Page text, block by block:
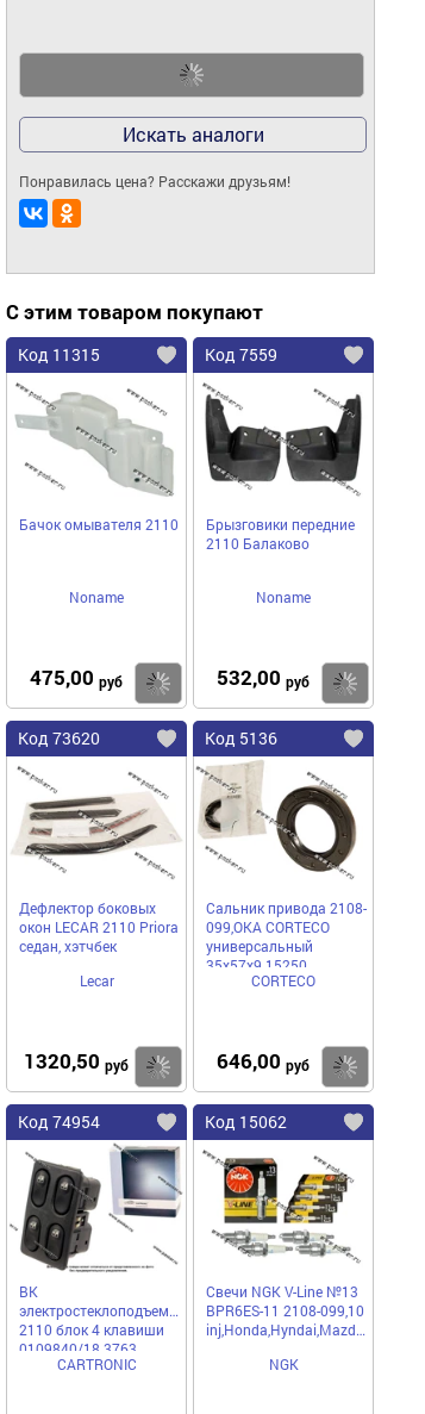
Искать аналоги
Понравилась цена? Расскажи друзьям!
С этим товаром покупают
Код 11315
Бачок омывателя 2110
Noname
475,00 руб Купить
Код 7559
Брызговики передние
2110 Балаково
Noname
532,00 руб
Код 73620
Дефлектор боковых
окон LECAR 2110 Priora
седан, хэтчбек
Lecar
1320,50 руб Купить
Код 5136
Сальник привода 2108-
099,ОКА CORTECO
универсальный
35х57х9 15250
CORTECO
646,00 руб
Код 74954
ВК
электростеклоподъемников
2110 блок 4 клавиши
0109840/18.3763
CARTRONIC
CARTRONIC
Код 15062
Свечи NGK V-Line №13
BPR6ES-11 2108-099,10
inj,Honda,Hyndai,Mazda,Nissan
NGK